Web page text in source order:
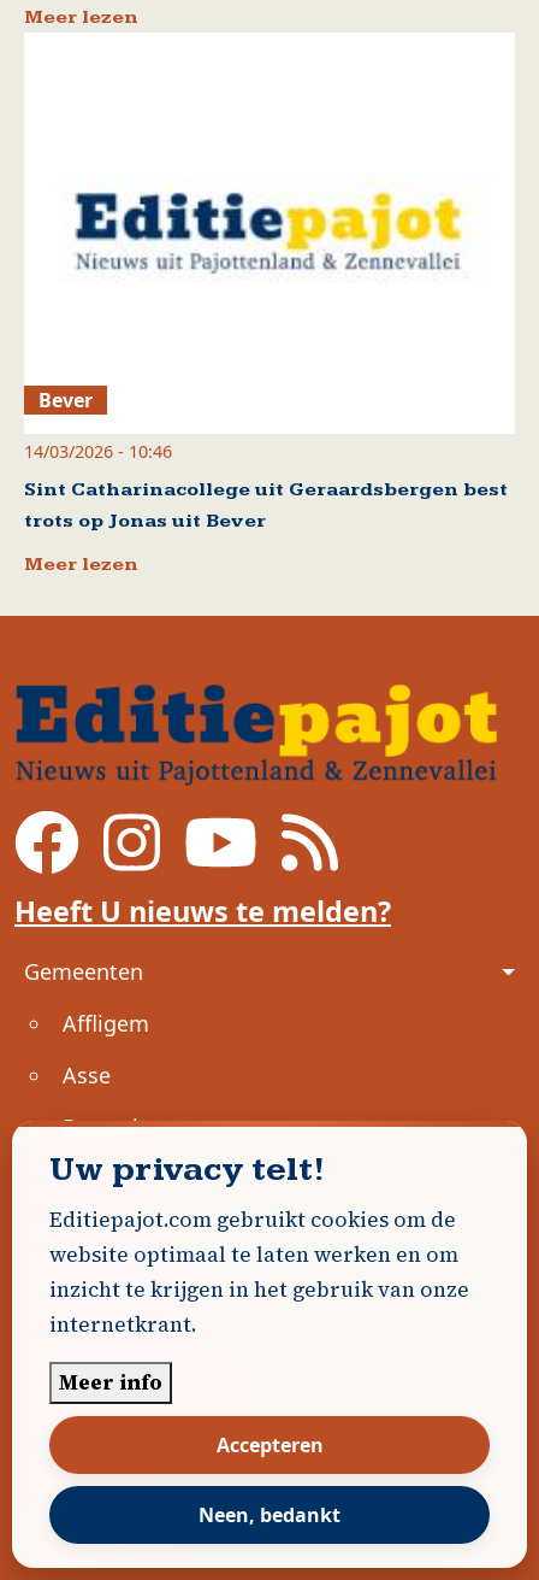
Meer lezen
Bever
14/03/2026 - 10:46
Sint Catharinacollege uit Geraardsbergen best
trots op Jonas uit Bever
Meer lezen
Heeft U nieuws te melden?
Voet
Gemeenten
Affligem
Asse
Beersel
Bever
Dilbeek
Drogenbos
Edingen
Geraardsbergen
Lennik
Liedekerke
Uw privacy telt!
Editiepajot.com gebruikt cookies om de
website optimaal te laten werken en om
inzicht te krijgen in het gebruik van onze
internetkrant.
Meer info
Accepteren
Neen, bedankt